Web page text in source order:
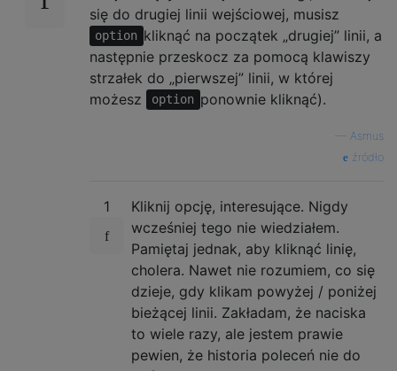
się do drugiej linii wejściowej, musisz
option kliknąć na początek „drugiej” linii, a
następnie przeskocz za pomocą klawiszy
strzałek do „pierwszej” linii, w której
możesz
option ponownie kliknąć).
Asmus
źródło
1
Kliknij opcję, interesujące. Nigdy
wcześniej tego nie wiedziałem.
Pamiętaj jednak, aby kliknąć linię,
cholera. Nawet nie rozumiem, co się
dzieje, gdy klikam powyżej / poniżej
bieżącej linii. Zakładam, że naciska
to wiele razy, ale jestem prawie
pewien, że historia poleceń nie do